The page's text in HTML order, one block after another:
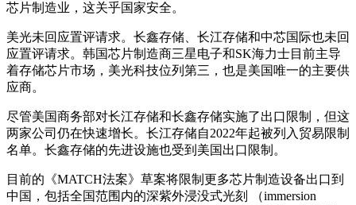
芯片制造业，这关乎国家安全。
美光未回应置评请求。长鑫存储、长江存储和中芯国际也未回
应置评请求。韩国芯片制造商三星电子和SK海力士目前主导
着存储芯片市场，美光科技位列第三，也是美国唯一的主要供
应商。
尽管美国商务部对长江存储和长鑫存储实施了出口限制，但这
两家公司仍在快速增长。长江存储自2022年起被列入贸易限制
名单。长鑫存储的先进设施也受到美国出口限制。
目前的《MATCH法案》草案将限制更多芯片制造设备出口到
中国，包括全国范围内的深紫外浸没式光刻 （immersion